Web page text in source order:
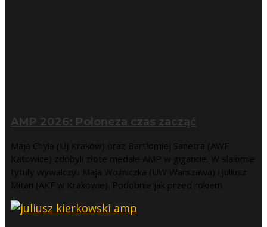
AMP 2026: Poloneza czas zacząć
Maja Chyla (UJ Kraków) oraz Bartłomiej Sanetra (AWF
Katowice) zdobyli złote medale AMP w gigancie. W slalomie
tytuły wywalczyli Maja Woźniczka (UW Warszawa) i Juliusz
Mitan (AKF w Krakowie). Podobnie jak przed rokiem